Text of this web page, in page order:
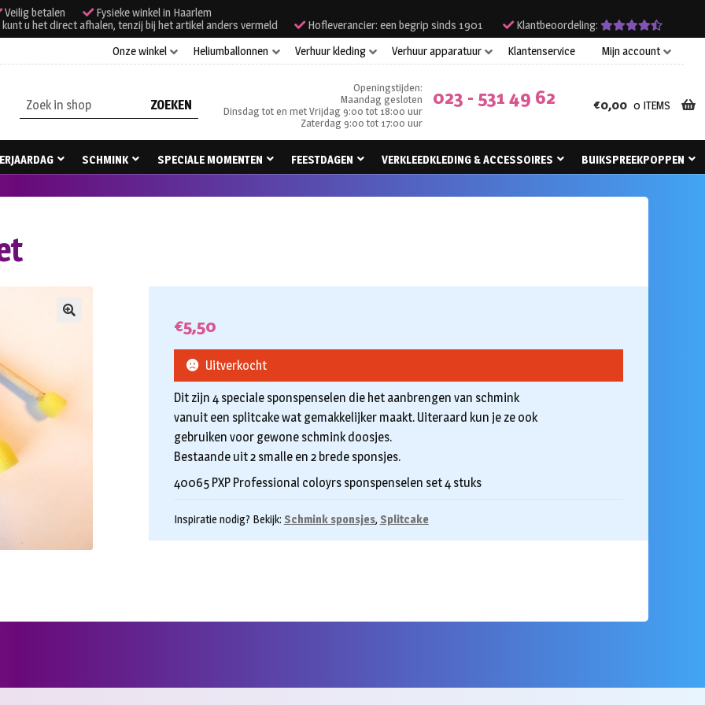
Veilig betalen
Fysieke winkel in Haarlem
u het direct afhalen, tenzij bij het artikel anders vermeld
Hofleverancier: een begrip sinds 1901
Klantbeoordeling:
Onze winkel
Heliumballonnen Verhuur kleding Verhuur apparatuur Klantenservice Mijn account
Zoeken
naar:
Openingstijden:
Maandag gesloten
Dinsdag tot en met Vrijdag 9:00 tot 18:00 uur
Zaterdag 9:00 tot 17:00 uur
023 - 531 49 62 €0,00 0 ITEMS
SCHMINK SPECIALE MOMENTEN FEESTDAGEN VERKLEEDKLEDING & ACCESSOIRES
BUIKSPREEKPOPPEN
€5,50
Dit zijn 4 speciale sponspenselen die het aanbrengen van schmink
vanuit een splitcake wat gemakkelijker maakt. Uiteraard kun je ze ook
gebruiken voor gewone schmink doosjes.
Bestaande uit 2 smalle en 2 brede sponsjes.
40065 PXP Professional coloyrs sponspenselen set 4 stuks
Inspiratie nodig? Bekijk: Schmink sponsjes, Splitcake
Uitverkocht